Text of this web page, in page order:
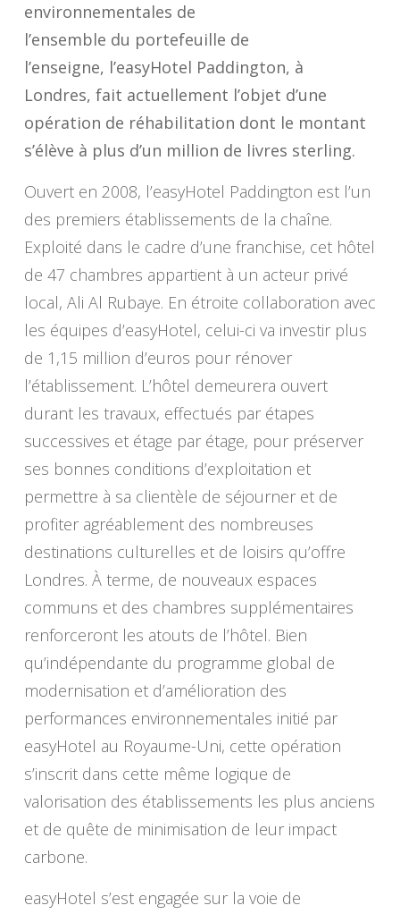
environnementales de
l’ensemble du portefeuille de
l’enseigne, l’easyHotel Paddington, à
Londres, fait actuellement l’objet d’une
opération de réhabilitation dont le montant
s’élève à plus d’un million de livres sterling.
Ouvert en 2008, l’easyHotel Paddington est l’un
des premiers établissements de la chaîne.
Exploité dans le cadre d’une franchise, cet hôtel
de 47 chambres appartient à un acteur privé
local, Ali Al Rubaye. En étroite collaboration avec
les équipes d’easyHotel, celui-ci va investir plus
de 1,15 million d’euros pour rénover
l’établissement. L’hôtel demeurera ouvert
durant les travaux, effectués par étapes
successives et étage par étage, pour préserver
ses bonnes conditions d’exploitation et
permettre à sa clientèle de séjourner et de
profiter agréablement des nombreuses
destinations culturelles et de loisirs qu’offre
Londres. À terme, de nouveaux espaces
communs et des chambres supplémentaires
renforceront les atouts de l’hôtel. Bien
qu’indépendante du programme global de
modernisation et d’amélioration des
performances environnementales initié par
easyHotel au Royaume-Uni, cette opération
s’inscrit dans cette même logique de
valorisation des établissements les plus anciens
et de quête de minimisation de leur impact
carbone.
easyHotel s’est engagée sur la voie de